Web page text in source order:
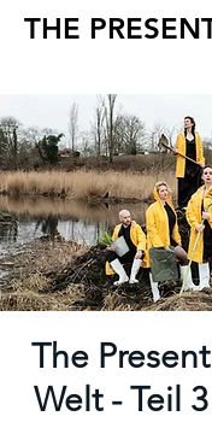
THE
The
Welt - Teil